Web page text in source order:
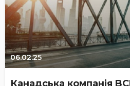
06.02.25
Канадська компанія